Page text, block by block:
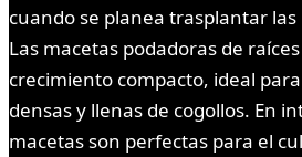
cuando se planea trasplantar
Las macetas podadoras de
crecimiento compacto, ideal
densas y llenas de cogollos. En
macetas son perfectas para el